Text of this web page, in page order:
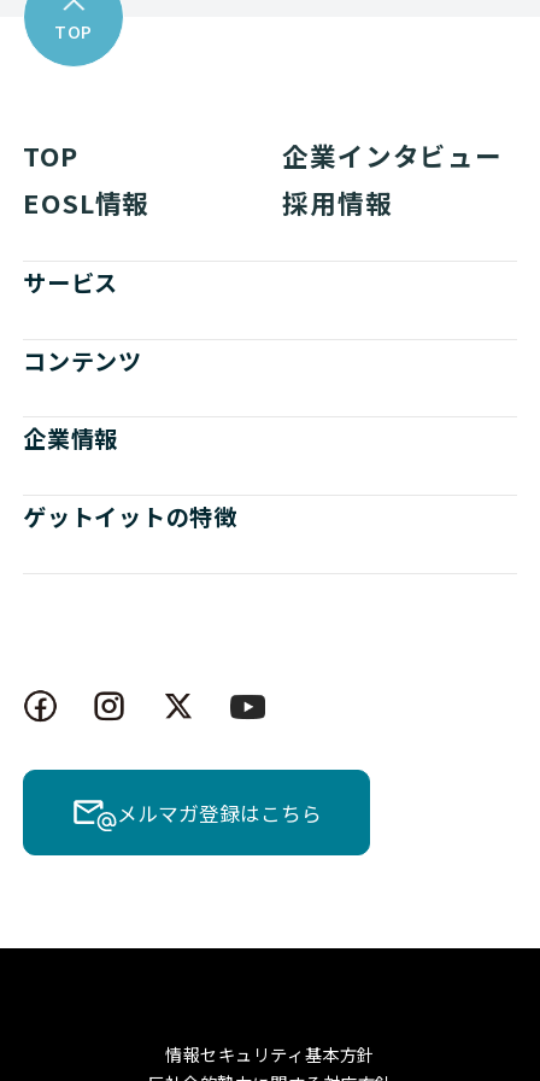
TOP
TOP
企業インタビュー
EOSL情報
採用情報
サービス
コンテンツ
企業情報
ゲットイットの特徴
メルマガ登録はこちら
情報セキュリティ基本方針